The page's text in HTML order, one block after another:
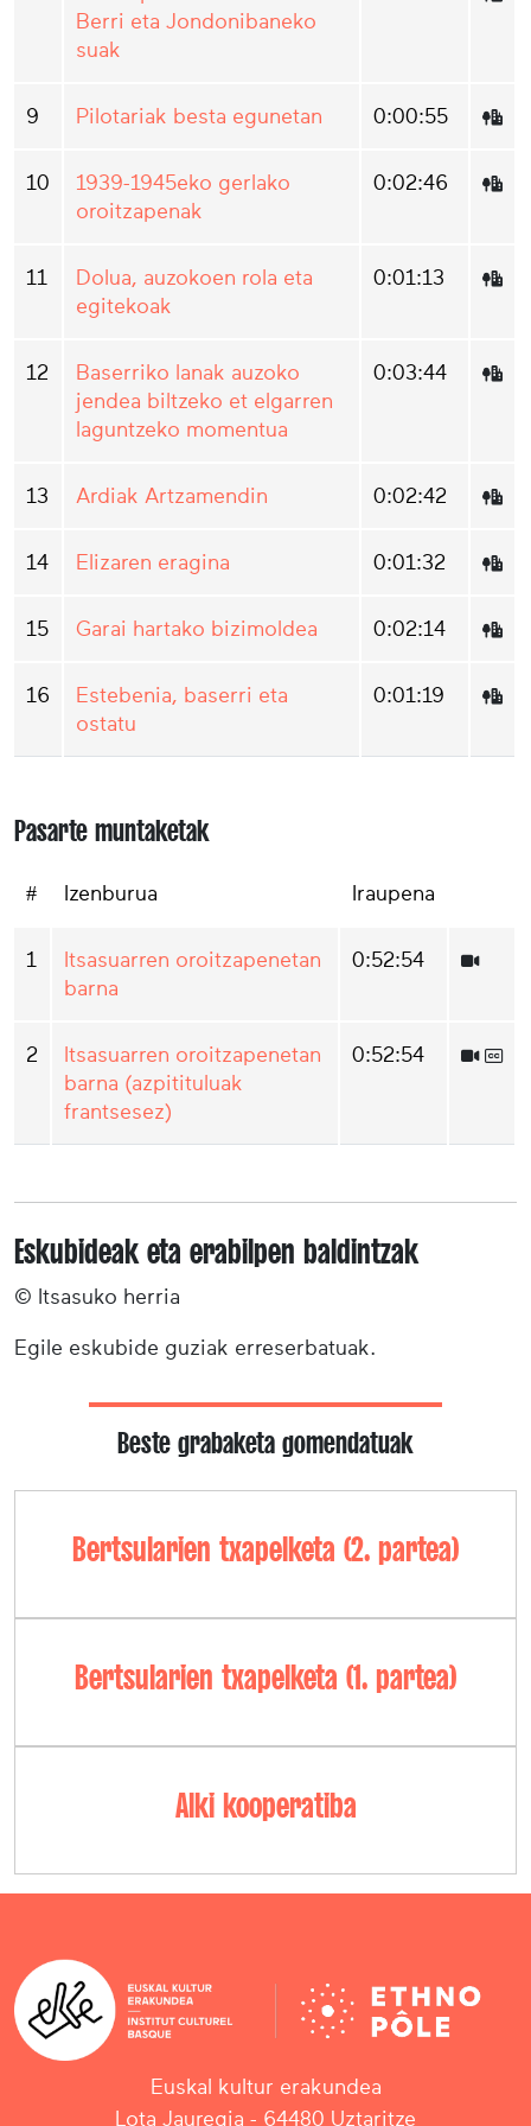
Berri eta Jondonibaneko
suak
9 Pilotariak besta egunetan 0:00:55
10
1939-1945eko gerlako
oroitzapenak
0:02:46
11
Dolua, auzokoen rola eta
egitekoak
0:01:13
12
Baserriko lanak auzoko
jendea biltzeko et elgarren
laguntzeko momentua
0:03:44
13 Ardiak Artzamendin 0:02:42
14 Elizaren eragina 0:01:32
15 Garai hartako bizimoldea 0:02:14
16
Estebenia, baserri eta
ostatu
0:01:19
Pasarte muntaketak
# Izenburua Iraupena
1
Itsasuarren oroitzapenetan
barna
0:52:54
2
Itsasuarren oroitzapenetan
barna (azpitituluak
frantsesez)
0:52:54
Eskubideak eta erabilpen baldintzak
© Itsasuko herria
Egile eskubide guziak erreserbatuak.
Beste grabaketa gomendatuak
Bertsularien txapelketa (2. partea)
Bertsularien txapelketa (1. partea)
Alki kooperatiba
Euskal kultur erakundea
Lota Jauregia - 64480 Uztaritze